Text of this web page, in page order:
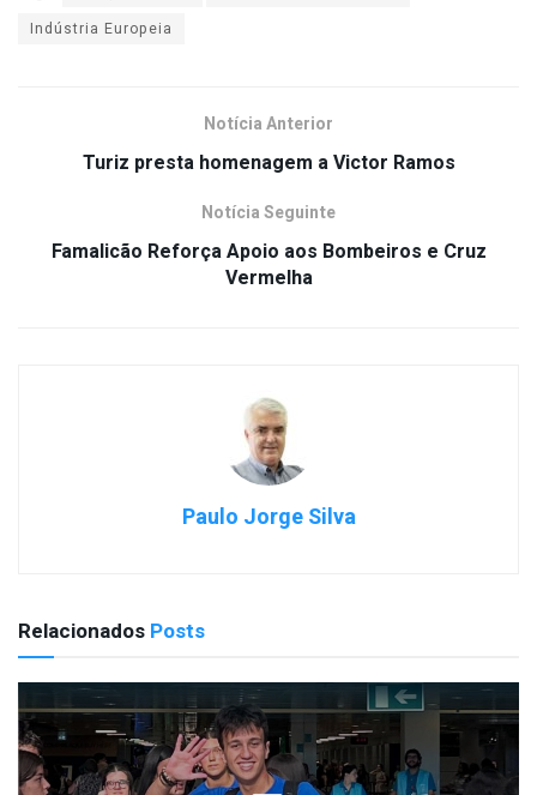
Indústria Europeia
Notícia Anterior
Turiz presta homenagem a Victor Ramos
Notícia Seguinte
Famalicão Reforça Apoio aos Bombeiros e Cruz
Vermelha
Paulo Jorge Silva
Relacionados Posts